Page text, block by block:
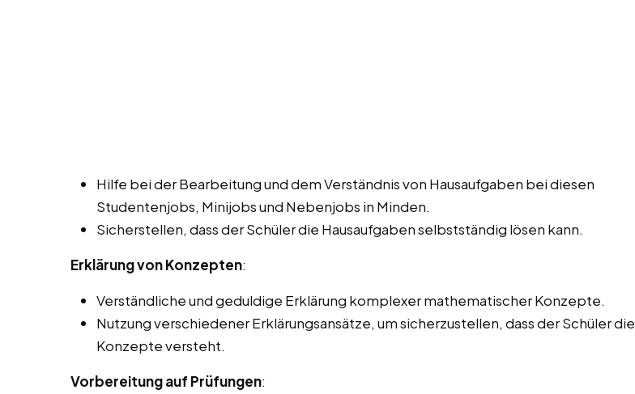
Hilfe bei der Bearbeitung und dem Verständnis von Hausaufgaben bei diesen
Studentenjobs, Minijobs und Nebenjobs in Minden.
Sicherstellen, dass der Schüler die Hausaufgaben selbstständig lösen kann.
Erklärung von Konzepten:
Verständliche und geduldige Erklärung komplexer mathematischer Konzepte.
Nutzung verschiedener Erklärungsansätze, um sicherzustellen, dass der Schüler die
Konzepte versteht.
Vorbereitung auf Prüfungen: